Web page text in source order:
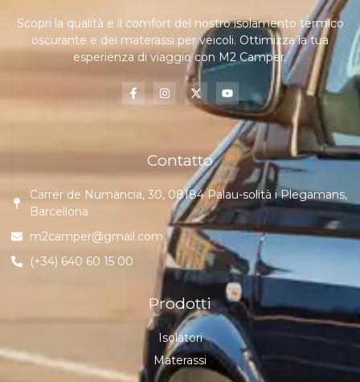
Scopri la qualità e il comfort del nostro isolamento termico
oscurante e dei materassi per veicoli. Ottimizza la tua
esperienza di viaggio con M2 Camper.
Contatto
Carrer de Numància, 30, 08184 Palau-solità i Plegamans,
Barcellona
m2camper@gmail.com
(+34) 640 60 15 00
Prodotti
Isolatori
Materassi